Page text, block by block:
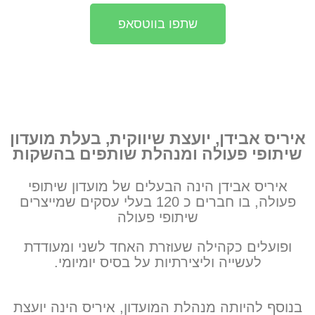
שתפו בווטסאפ
איריס אבידן, יועצת שיווקית, בעלת מועדון
שיתופי פעולה ומנהלת שותפים בהשקות
איריס אבידן הינה הבעלים של מועדון שיתופי
פעולה, בו חברים כ 120 בעלי עסקים שמייצרים
שיתופי פעולה
ופועלים כקהילה שעוזרת האחד לשני ומעודדת
לעשייה וליצירתיות על בסיס יומיומי.
בנוסף להיותה מנהלת המועדון, איריס הינה יועצת